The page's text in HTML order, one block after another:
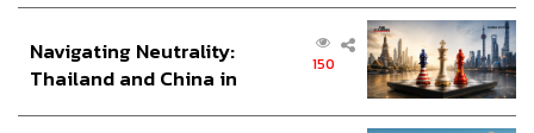
ธิติกร ลิ้มทองมณี
Archive Officerชริน จำปาวัน
Musicwestonemusic.com
อินโดนีเซีย
Navigating Neutrality:
Thailand and China in
150